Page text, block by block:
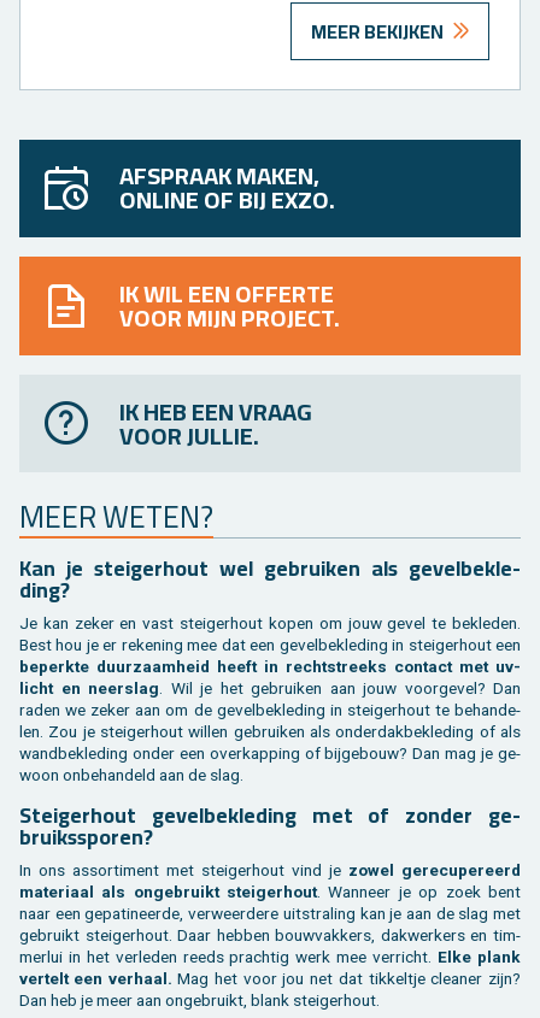
MEER BEKIJKEN
AFSPRAAK MAKEN,
ONLINE OF BIJ EXZO.
IK WIL EEN OFFERTE
VOOR MIJN PROJECT.
IK HEB EEN VRAAG
VOOR JULLIE.
MEER WETEN?
Kan je stei­ger­hout wel ge­brui­ken als ge­vel­be­kle­
ding?
Je kan zeker en vast stei­ger­hout kopen om jouw gevel te be­kle­den.
Best hou je er re­ke­ning mee dat een ge­vel­be­kle­ding in stei­ger­hout een
be­perk­te duur­zaam­heid heeft in recht­streeks con­tact met uv-
licht en neer­slag . Wil je het ge­brui­ken aan jouw voor­ge­vel? Dan
raden we zeker aan om de ge­vel­be­kle­ding in stei­ger­hout te be­han­de­
len. Zou je stei­ger­hout wil­len ge­brui­ken als on­der­dak­be­kle­ding of als
wand­be­kle­ding onder een over­kap­ping of bij­ge­bouw? Dan mag je ge­
woon on­be­han­deld aan de slag.
Stei­ger­hout ge­vel­be­kle­ding met of zon­der ge­
bruiks­spo­ren?
In ons as­sor­ti­ment met stei­ger­hout vind je zowel ge­re­cu­pe­reerd
ma­te­ri­aal als on­ge­bruikt stei­ger­hout. Wan­neer je op zoek bent
naar een ge­pa­ti­neer­de, ver­weer­de­re uit­stra­ling kan je aan de slag met
ge­bruikt stei­ger­hout. Daar heb­ben bouw­vak­kers, dak­wer­kers en tim­
mer­lui in het ver­le­den reeds prach­tig werk mee ver­richt. Elke plank
ver­telt een ver­haal. Mag het voor jou net dat tik­kel­tje clea­ner zijn?
Dan heb je meer aan on­ge­bruikt, blank stei­ger­hout.